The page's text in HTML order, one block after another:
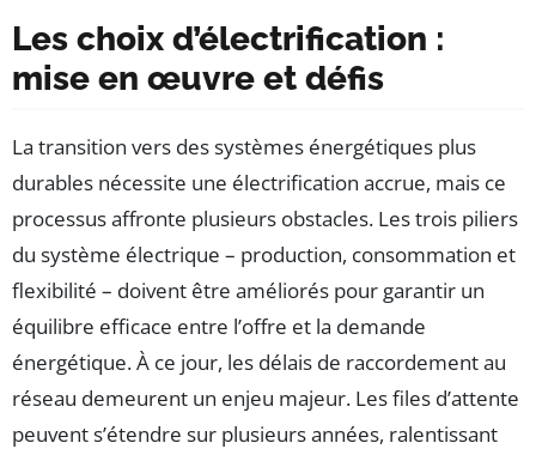
Les choix d’électrification :
mise en œuvre et défis
La transition vers des systèmes énergétiques plus
durables nécessite une électrification accrue, mais ce
processus affronte plusieurs obstacles. Les trois piliers
du système électrique – production, consommation et
flexibilité – doivent être améliorés pour garantir un
équilibre efficace entre l’offre et la demande
énergétique. À ce jour, les délais de raccordement au
réseau demeurent un enjeu majeur. Les files d’attente
peuvent s’étendre sur plusieurs années, ralentissant